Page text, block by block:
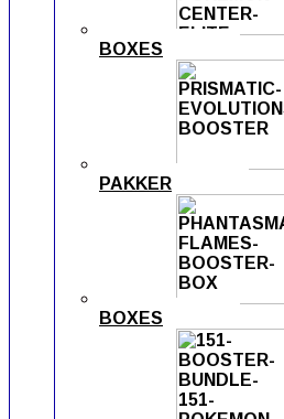
BOXES
PAKKER
BOXES